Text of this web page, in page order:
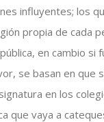
influyentes; los
propia de cada
en cambio
se basan en
en los
que vaya a